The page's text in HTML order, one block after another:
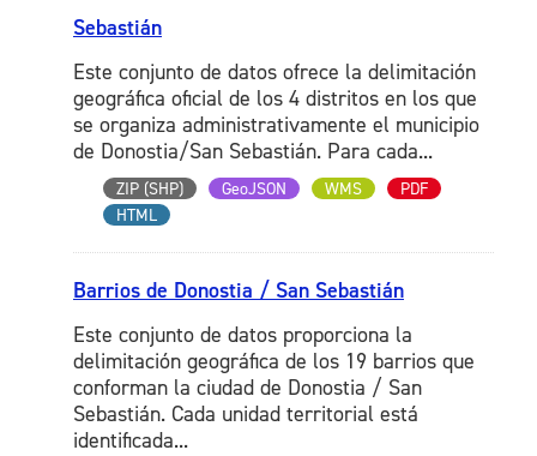
Sebastián
Este conjunto de datos ofrece la delimitación
geográfica oficial de los 4 distritos en los que
se organiza administrativamente el municipio
de Donostia/San Sebastián. Para cada...
ZIP (SHP) GeoJSON WMS
PDF
HTML
Barrios de Donostia / San Sebastián
Este conjunto de datos proporciona la
delimitación geográfica de los 19 barrios que
conforman la ciudad de Donostia / San
Sebastián. Cada unidad territorial está
identificada...